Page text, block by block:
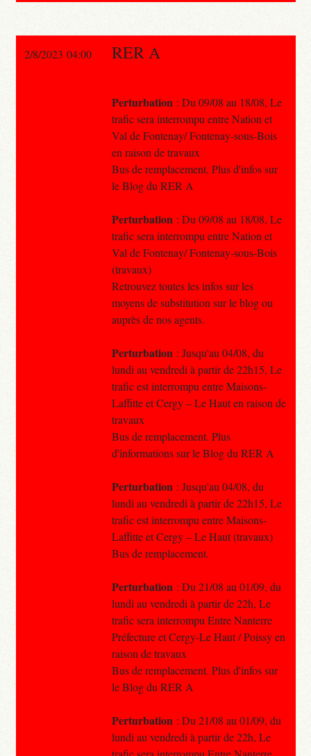
2/8/2023 04:00 RER A
Perturbation : Du 09/08 au 18/08, Le
trafic sera interrompu entre Nation et
Val de Fontenay/ Fontenay-sous-Bois
en raison de travaux
Bus de remplacement. Plus d'infos sur
le Blog du RER A
Perturbation : Du 09/08 au 18/08, Le
trafic sera interrompu entre Nation et
Val de Fontenay/ Fontenay-sous-Bois
(travaux)
Retrouvez toutes les infos sur les
moyens de substitution sur le blog ou
auprès de nos agents.
Perturbation : Jusqu'au 04/08, du
lundi au vendredi à partir de 22h15, Le
trafic est interrompu entre Maisons-
Laffitte et Cergy – Le Haut en raison de
travaux
Bus de remplacement. Plus
d'informations sur le Blog du RER A
Perturbation : Jusqu'au 04/08, du
lundi au vendredi à partir de 22h15, Le
trafic est interrompu entre Maisons-
Laffitte et Cergy – Le Haut (travaux)
Bus de remplacement.
Perturbation : Du 21/08 au 01/09, du
lundi au vendredi à partir de 22h, Le
trafic sera interrompu Entre Nanterre
Préfecture et Cergy-Le Haut / Poissy en
raison de travaux
Bus de remplacement. Plus d'infos sur
le Blog du RER A
Perturbation : Du 21/08 au 01/09, du
lundi au vendredi à partir de 22h, Le